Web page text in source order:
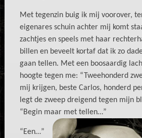
Met tegenzin buig ik mij voorover,
eigenares schuin achter mij komt
zachtjes en speels met haar
billen en beveelt kortaf dat ik zo
gaan tellen. Met een boosaardig
hoogte tegen me: “Tweehonderd
mij krijgen, beste Carlos, honderd
legt de zweep dreigend tegen mijn
“Begin maar met tellen…”
“Een…”